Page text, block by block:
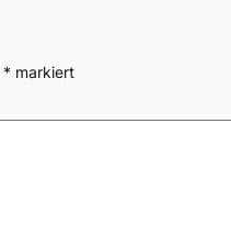
* markiert